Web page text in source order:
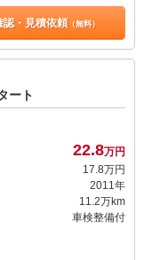
認・見積依頼（無料）
ート
22.8万円
17.8万円
2011年
11.2万km
車検整備付